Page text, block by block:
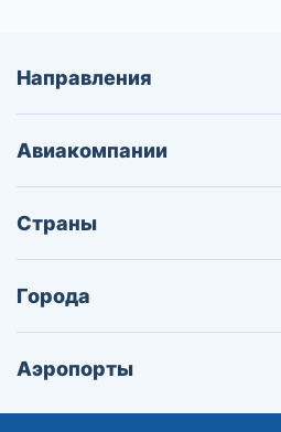
Направления
Авиакомпании
Страны
Города
Аэропорты